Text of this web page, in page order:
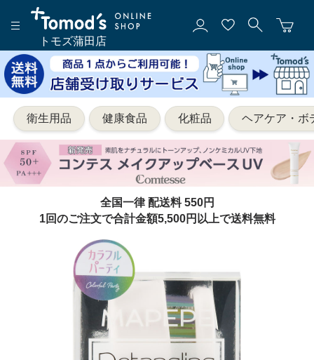
トモズ蒲田店
衛生用品 健康食品 化粧品 ヘアケア・ボ
全国一律 配送料 550円
1回のご注文で合計金額5,500円以上で送料無料